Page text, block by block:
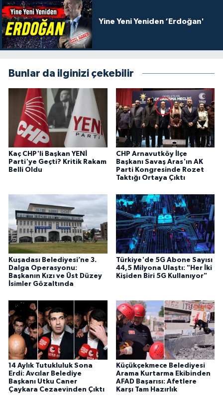
Yine Yeni Yeniden ‘Erdoğan'
Bunlar da ilginizi çekebilir
Kaç CHP'li Başkan YENİ
Parti'ye Geçti? Kritik Rakam
Belli Oldu
CHP Arnavutköy İlçe
Başkanı Savaş Aras'ın AK
Parti Kongresinde Rozet
Taktığı Ortaya Çıktı
Kuşadası Belediyesi’ne 3.
Dalga Operasyonu:
Başkanın Kızı ve Üst Düzey
İsimler Gözaltında
Türkiye'de 5G Abone Sayısı
44,5 Milyona Ulaştı: "Her İki
Kişiden Biri 5G Kullanıyor"
14 Aylık Tutukluluk Sona
Erdi: Avcılar Belediye
Başkanı Utku Caner
Çaykara Cezaevinden Çıktı
Küçükçekmece Belediyesi
Arama Kurtarma Ekibinden
AFAD Başarısı: Afetlere
Karşı Tam Hazırlık